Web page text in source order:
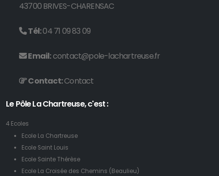
43700 BRIVES-CHARENSAC
Tél:04 71 09 83 09
Email:contact@pole-lachartreuse.fr
Contact:Contact
Le Pôle La Chartreuse, c'est :
4 Ecoles
Ecole La Chartreuse
Ecole Saint Louis
Ecole Sainte Thérèse
Ecole La Croisée des Chemins (Beaulieu)